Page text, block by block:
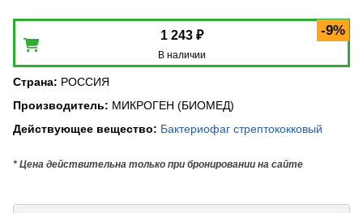
-9%
1 243 ₽
В наличии
Страна: РОССИЯ
Производитель: МИКРОГЕН (БИОМЕД)
Действующее вещество: Бактериофаг стрептококковый
* Цена действительна только при бронировании на сайте